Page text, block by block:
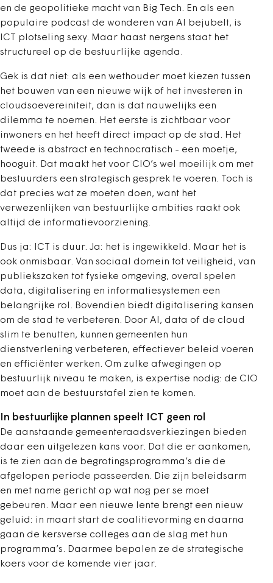
en de geopolitieke macht van Big Tech. En als een
populaire podcast de wonderen van AI bejubelt, is
ICT plotseling sexy. Maar haast nergens staat het
structureel op de bestuurlijke agenda.
Gek is dat niet: als een wethouder moet kiezen tussen
het bouwen van een nieuwe wijk of het investeren in
cloudsoevereiniteit, dan is dat nauwelijks een
dilemma te noemen. Het eerste is zichtbaar voor
inwoners en het heeft direct impact op de stad. Het
tweede is abstract en technocratisch - een moetje,
hooguit. Dat maakt het voor CIO’s wel moeilijk om met
bestuurders een strategisch gesprek te voeren. Toch is
dat precies wat ze moeten doen, want het
verwezenlijken van bestuurlijke ambities raakt ook
altijd de informatievoorziening.
Dus ja: ICT is duur. Ja: het is ingewikkeld. Maar het is
ook onmisbaar. Van sociaal domein tot veiligheid, van
publiekszaken tot fysieke omgeving, overal spelen
data, digitalisering en informatiesystemen een
belangrijke rol. Bovendien biedt digitalisering kansen
om de stad te verbeteren. Door AI, data of de cloud
slim te benutten, kunnen gemeenten hun
dienstverlening verbeteren, effectiever beleid voeren
en efficiënter werken. Om zulke afwegingen op
bestuurlijk niveau te maken, is expertise nodig: de CIO
moet aan de bestuurstafel zien te komen.
In bestuurlijke plannen speelt ICT geen rol
De aanstaande gemeenteraadsverkiezingen bieden
daar een uitgelezen kans voor. Dat die er aankomen,
is te zien aan de begrotingsprogramma’s die de
afgelopen periode passeerden. Die zijn beleidsarm
en met name gericht op wat nog per se moet
gebeuren. Maar een nieuwe lente brengt een nieuw
geluid: in maart start de coalitievorming en daarna
gaan de kersverse colleges aan de slag met hun
programma’s. Daarmee bepalen ze de strategische
koers voor de komende vier jaar.